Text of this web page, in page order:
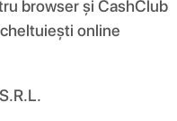
browser și CashClub
online